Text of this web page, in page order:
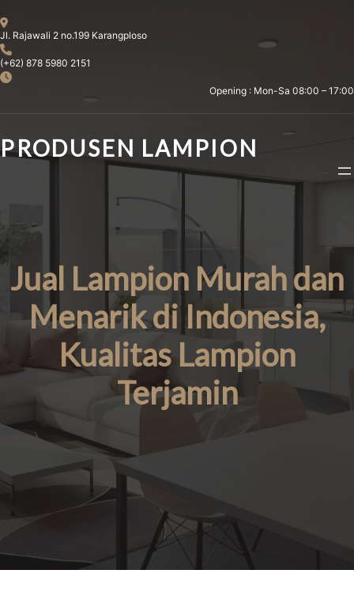
to
content
Jl. Rajawali 2 no.199 Karangploso
(+62) 878 5980 2151
Opening : Mon-Sa 08:00 – 17:00
PRODUSEN LAMPION
Jual Lampion Murah dan
Menarik di Indonesia,
Kualitas Lampion
Terjamin